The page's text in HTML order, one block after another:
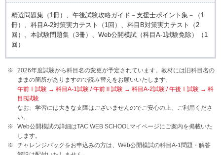
精選問題集（1冊）、午後試験攻略ガイド－支援士ポイント集－（1
冊）、 科目A-2対策実力テスト（1回）、 科目B対策実力テスト（2
回）、本試験問題集（3冊）、Web公開模試（科目A-1試験免除）（1
回）
2026年度試験から科目名の変更が予定されています。教材には旧科目名の
ままの箇所がありますので読み替えをお願いいたします。
午前Ⅰ試験 → 科目A-1試験 / 午前Ⅱ試験 → 科目A-2試験 / 午後Ⅰ試験 → 科
目B試験
なお、学習には大きな支障はございませんのでご安心の上、ご利用くださ
い。
Web公開模試の詳細はTAC WEB SCHOOLマイページにご案内を掲載いた
します。
チャレンジパックをお申込みの方は、Web公開模試の科目A-1問題・解答